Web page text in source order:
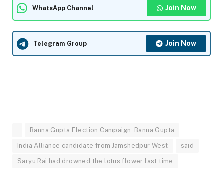
WhatsApp Channel Join Now
Telegram Group Join Now
Banna Gupta Election Campaign: Banna Gupta
India Alliance candidate from Jamshedpur West said
Saryu Rai had drowned the lotus flower last time